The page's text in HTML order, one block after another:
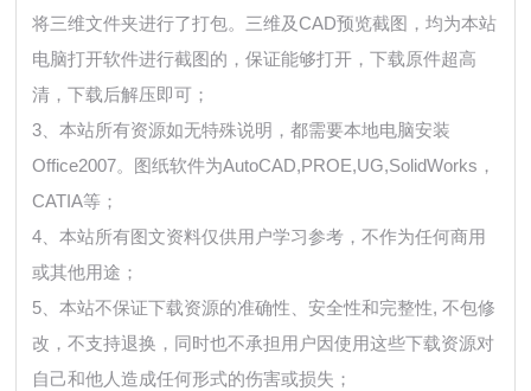
将三维文件夹进行了打包。三维及CAD预览截图，均为本站
电脑打开软件进行截图的，保证能够打开，下载原件超高
清，下载后解压即可；
3、本站所有资源如无特殊说明，都需要本地电脑安装
Office2007。图纸软件为AutoCAD,PROE,UG,SolidWorks，
CATIA等；
4、本站所有图文资料仅供用户学习参考，不作为任何商用
或其他用途；
5、本站不保证下载资源的准确性、安全性和完整性, 不包修
改，不支持退换，同时也不承担用户因使用这些下载资源对
自己和他人造成任何形式的伤害或损失；